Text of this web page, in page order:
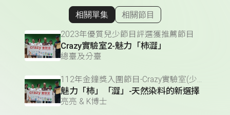
顯示相關單集
相關單集 相關節目
2023年優質兒少節目評選獲推薦節目
Crazy實驗室2-魅力「柿澀」
總臺及分臺
112年金鐘獎入圍節目-Crazy實驗室(少年節目獎&少年節目主持人獎)
魅力「柿」「澀」-天然染料的新選擇
亮亮 & K博士